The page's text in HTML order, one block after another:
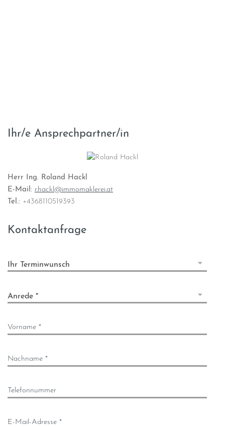
Ihr/e Ansprechpartner/in
Herr Ing. Roland Hackl
E-Mail: r.hackl@immomaklerei.at
Tel.: +4368110519393
Kontaktanfrage
Ihr Terminwunsch
Anrede *
Vorname *
Nachname *
Telefonnummer
E-Mail-Adresse *